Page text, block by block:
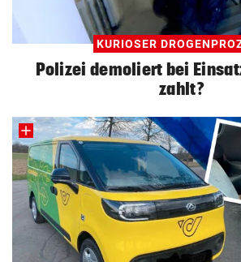
KURIOSER
Polizei demoliert bei
zahlt?